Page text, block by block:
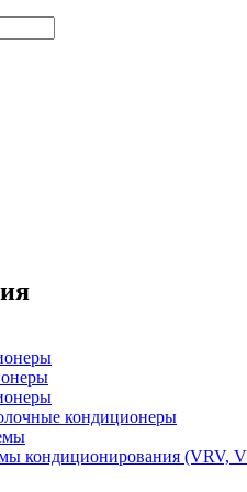
кондиционеры
кондиционирования (VRV,